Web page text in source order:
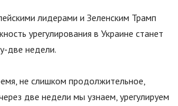
лидерами и Зеленским Трамп
урегулирования в Украине станет
две недели.
не слишком продолжительное,
две недели мы узнаем, урегулируем